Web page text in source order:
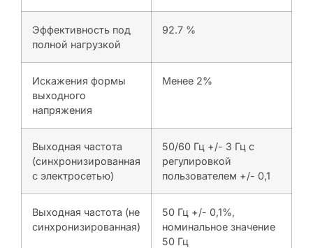
Эффективность под
полной нагрузкой
92.7 %
Искажения формы
выходного
напряжения
Менее 2%
Выходная частота
(синхронизированная
с электросетью)
50/60 Гц +/- 3 Гц с
регулировкой
пользователем +/- 0,1
Выходная частота (не
синхронизированная)
50 Гц +/- 0,1%,
номинальное значение
50 Гц